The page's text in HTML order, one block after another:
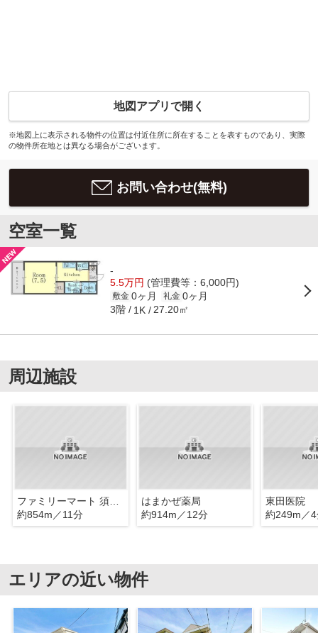
地図アプリで開く
※地図上に表示される物件の位置は付近住所に所在することを表すものであり、実際
の物件所在地とは異なる場合がございます。
お問い合わせ(無料)
空室一覧
-
5.5万円 (管理費等：6,000円)
敷金 0ヶ月 礼金 0ヶ月
3階 1K 27.20㎡
周辺施設
ファミリーマート 須磨浦通店
約854m／11分
はまかぜ薬局
約914m／12分
東田医院
約249m／
エリアの近い物件